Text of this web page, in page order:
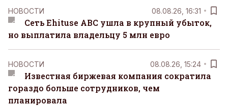
НОВОСТИ 08.08.26, 16:31
Сеть Ehituse ABC ушла в крупный убыток,
но выплатила владельцу 5 млн евро
НОВОСТИ 08.08.26, 15:24
Известная биржевая компания сократила
гораздо больше сотрудников, чем
планировала